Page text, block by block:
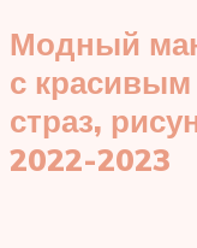
Модный
с
страз,
2022-2023